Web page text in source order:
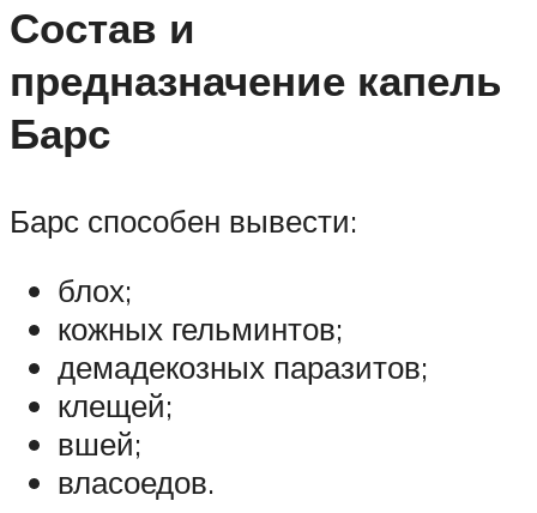
Состав и
предназначение капель
Барс
Барс способен вывести:
блох;
кожных гельминтов;
демадекозных паразитов;
клещей;
вшей;
власоедов.